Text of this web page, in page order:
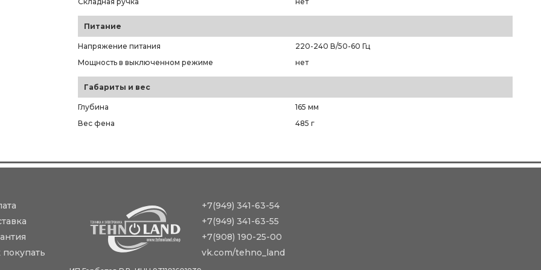
Питание
Напряжение питания
220-240 В/50-60 Гц
Мощность в выключенном режиме
нет
Габариты и вес
Глубина
165 мм
Вес фена
485 г
покупать
+7(949) 341-63-54
+7(949) 341-63-55
+7(908) 190-25-00
vk.com/tehno_land